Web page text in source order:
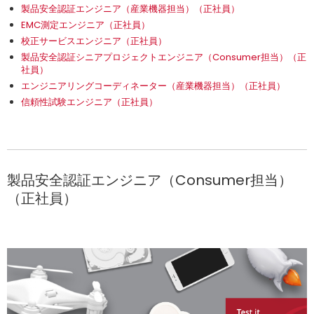
製品安全認証エンジニア（産業機器担当）（正社員）
EMC測定エンジニア（正社員）
校正サービスエンジニア（正社員）
製品安全認証シニアプロジェクトエンジニア（Consumer担当）（正
社員）
エンジニアリングコーディネーター（産業機器担当）（正社員）
信頼性試験エンジニア（正社員）
製品安全認証エンジニア（Consumer担当）
（正社員）